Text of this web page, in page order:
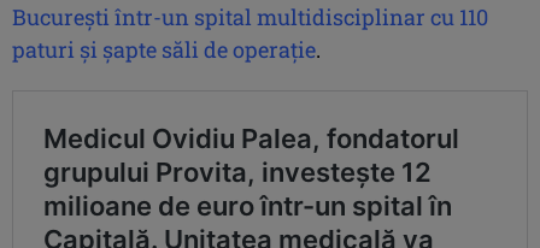
Bucureşti într-un spital multidisciplinar cu 110
paturi şi şapte săli de operaţie.